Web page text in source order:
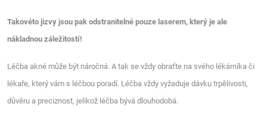
Takovéto jizvy jsou pak odstranitelné pouze laserem, který je ale
nákladnou záležitostí!
Léčba akné může být náročná. A tak se vždy obraťte na svého lékárníka či
lékaře, který vám s léčbou poradí. Léčba vždy vyžaduje dávku trpělivosti,
důvěru a preciznost, jelikož léčba bývá dlouhodobá.